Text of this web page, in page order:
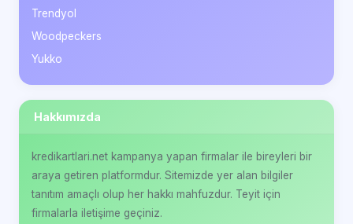
Trendyol
Woodpeckers
Yukko
Hakkımızda
kredikartlari.net kampanya yapan firmalar ile bireyleri bir
araya getiren platformdur. Sitemizde yer alan bilgiler
tanıtım amaçlı olup her hakkı mahfuzdur. Teyit için
firmalarla iletişime geçiniz.